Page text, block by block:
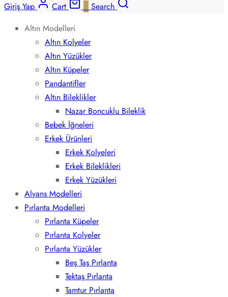
Giriş Yap Cart
Search
Altın Modelleri
Altın Kolyeler
Altın Yüzükler
Altın Küpeler
Pandantifler
Altın Bileklikler
Nazar Boncuklu Bileklik
Bebek İğneleri
Erkek Ürünleri
Erkek Kolyeleri
Erkek Bileklikleri
Erkek Yüzükleri
Alyans Modelleri
Pırlanta Modelleri
Pırlanta Küpeler
Pırlanta Kolyeler
Pırlanta Yüzükler
Beş Taş Pırlanta
Tektaş Pırlanta
Tamtur Pırlanta